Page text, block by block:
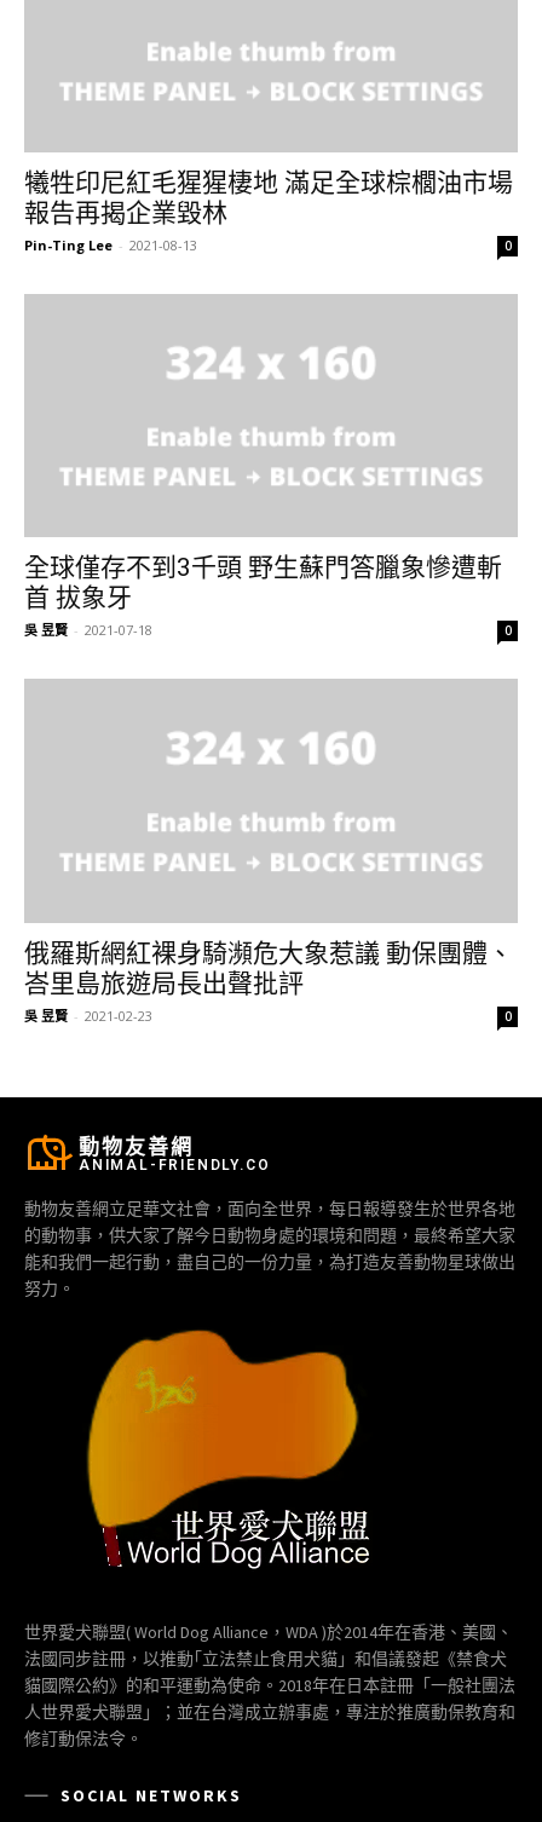
犧牲印尼紅毛猩猩棲地 滿足全球棕櫚油市場
報告再揭企業毀林
Pin-Ting Lee - 2021-08-13 0
全球僅存不到3千頭 野生蘇門答臘象慘遭斬
首 拔象牙
吳 昱賢 - 2021-07-18 0
俄羅斯網紅裸身騎瀕危大象惹議 動保團體、
峇里島旅遊局長出聲批評
吳 昱賢 - 2021-02-23 0
動物友善網
ANIMAL-FRIENDLY.CO
動物友善網立足華文社會，面向全世界，每日報導發生於世界各地
的動物事，供大家了解今日動物身處的環境和問題，最終希望大家
能和我們一起行動，盡自己的一份力量，為打造友善動物星球做出
努力。
世界愛犬聯盟( World Dog Alliance，WDA )於2014年在香港、美國、
法國同步註冊，以推動｢立法禁止食用犬貓」和倡議發起《禁食犬
貓國際公約》的和平運動為使命。2018年在日本註冊「一般社團法
人世界愛犬聯盟」；並在台灣成立辦事處，專注於推廣動保教育和
修訂動保法令。
SOCIAL NETWORKS